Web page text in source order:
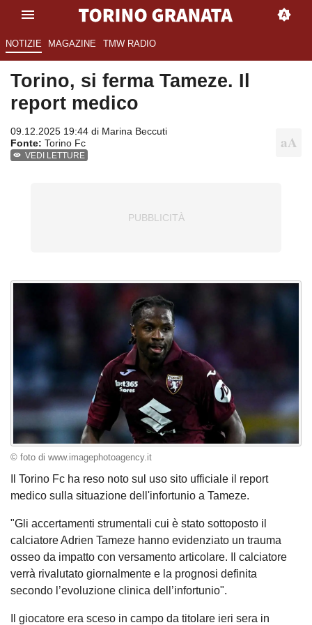
NOTIZIE MAGAZINE TMW RADIO
Torino, si ferma Tameze. Il
report medico
09.12.2025 19:44 di Marina Beccuti
Fonte: Torino Fc
VEDI LETTURE
© foto di www.imagephotoagency.it
Il Torino Fc ha reso noto sul uso sito ufficiale il report
medico sulla situazione dell'infortunio a Tameze.
"Gli accertamenti strumentali cui è stato sottoposto il
calciatore Adrien Tameze hanno evidenziato un trauma
osseo da impatto con versamento articolare. Il calciatore
verrà rivalutato giornalmente e la prognosi definita
secondo l’evoluzione clinica dell’infortunio".
Il giocatore era sceso in campo da titolare ieri sera in